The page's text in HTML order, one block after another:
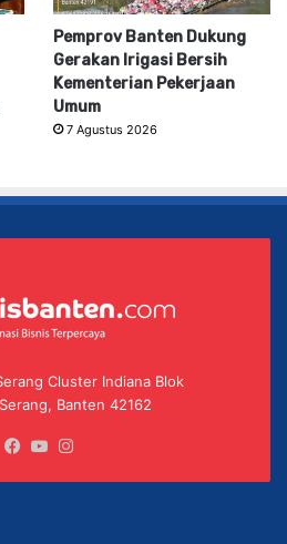
Pemprov Banten Dukung
Gerakan Irigasi Bersih
Kementerian Pekerjaan
Umum
7 Agustus 2026
Cluster Indiana Blok
Banten 42162
Facebook
YouTube